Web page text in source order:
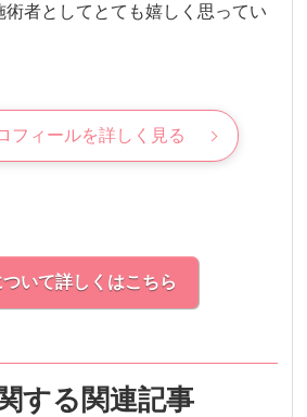
者としてとても嬉しく思ってい
フィールを詳しく見る
いて詳しくはこちら
する関連記事